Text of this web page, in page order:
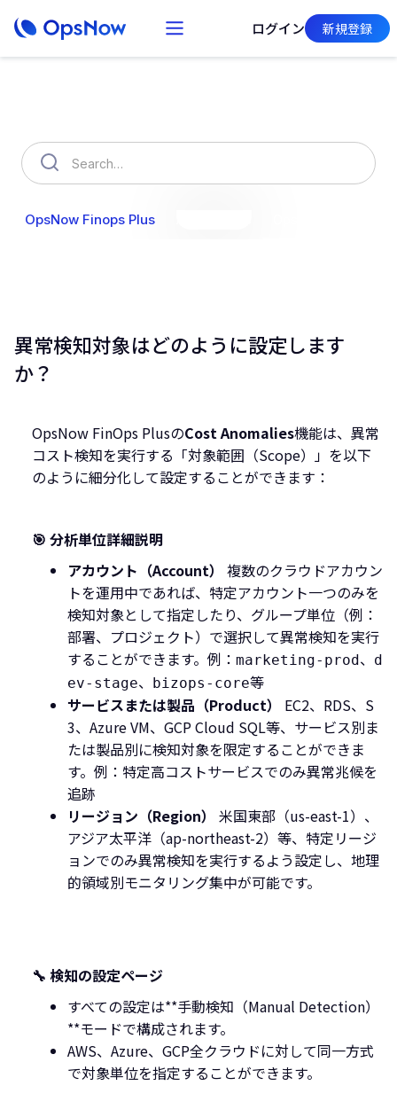
ログイン 新規登録
OpsNow Finops Plus
異常検知対象はどのように設定します
か？
OpsNow FinOps PlusのCost Anomalies機能は、異常
コスト検知を実行する「対象範囲（Scope）」を以下
のように細分化して設定することができます：
🎯 分析単位詳細説明
アカウント（Account）
複数のクラウドアカウン
トを運用中であれば、特定アカウント一つのみを
検知対象として指定したり、グループ単位（例：
部署、プロジェクト）で選択して異常検知を実行
することができます。例： marketing-prod、 d
ev-stage、 bizops-core等
サービスまたは製品（Product）
EC2、RDS、S
3、Azure VM、GCP Cloud SQL等、サービス別ま
たは製品別に検知対象を限定することができま
す。例：特定高コストサービスでのみ異常兆候を
追跡
リージョン（Region）
米国東部（us-east-1）、
アジア太平洋（ap-northeast-2）等、特定リージ
ョンでのみ異常検知を実行するよう設定し、地理
的領域別モニタリング集中が可能です。
🔧 検知の設定ページ
すべての設定は**手動検知（Manual Detection）
**モードで構成されます。
AWS、Azure、GCP全クラウドに対して同一方式
で対象単位を指定することができます。